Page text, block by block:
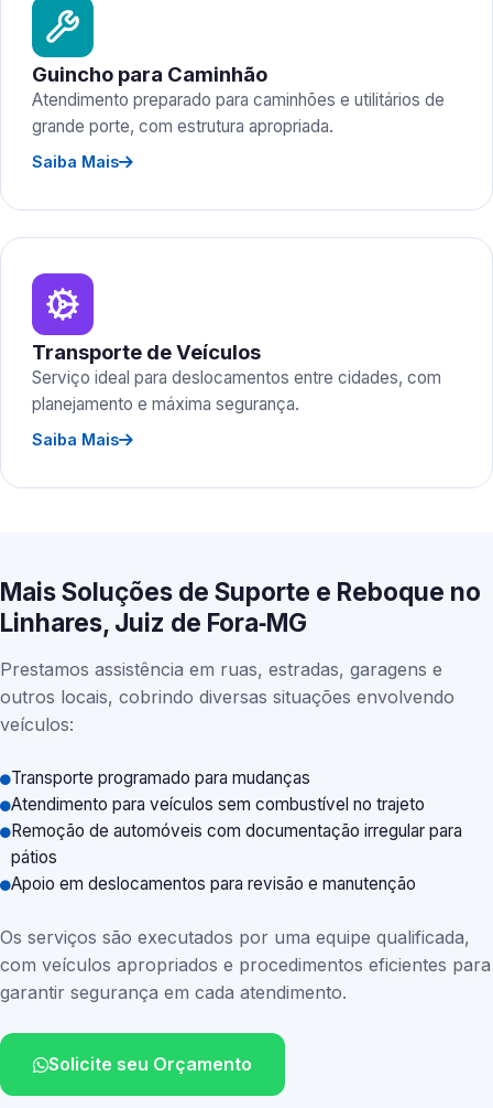
Guincho para Caminhão
Atendimento preparado para caminhões e utilitários de
grande porte, com estrutura apropriada.
Saiba Mais
Transporte de Veículos
Serviço ideal para deslocamentos entre cidades, com
planejamento e máxima segurança.
Saiba Mais
Mais Soluções de Suporte e Reboque no
Linhares, Juiz de Fora‑MG
Prestamos assistência em ruas, estradas, garagens e
outros locais, cobrindo diversas situações envolvendo
veículos:
Transporte programado para mudanças
Atendimento para veículos sem combustível no trajeto
Remoção de automóveis com documentação irregular para
pátios
Apoio em deslocamentos para revisão e manutenção
Os serviços são executados por uma equipe qualificada,
com veículos apropriados e procedimentos eficientes para
garantir segurança em cada atendimento.
Solicite seu Orçamento